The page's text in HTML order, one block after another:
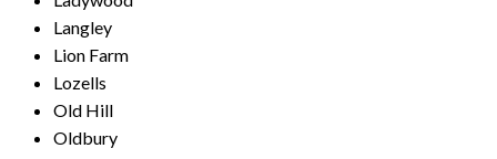
Langley
Lion Farm
Lozells
Old Hill
Oldbury